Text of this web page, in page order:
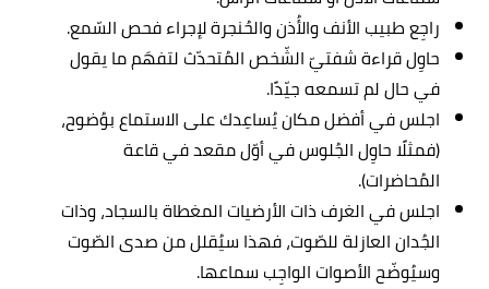
راجِع طبيب الأنف والأُذن والحُنجرة لإجراء فحص السّمع.
حاوِل قراءة شفتيّ الشّخص المُتحدّث لتفهَم ما يقول
في حال لم تسمعه جيّدًا.
اجلس في أفضل مكان يُساعِدك على الاستماع بوُضوح،
(فمثلًا حاوِل الجُلوس في أوّل مقعد في قاعة
المُحاضرات).
اجلس في الغرف ذات الأرضيات المغطاة بالسجاد، وذات
الجُدان العازلة للصّوت، فهذا سيُقلل من صدى الصّوت
وسيُوضّح الأصوات الواجِب سماعها.